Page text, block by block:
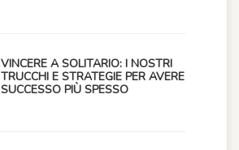
VINCERE A SOLITARIO: I NOSTRI
TRUCCHI E STRATEGIE PER AVERE
SUCCESSO PIÙ SPESSO